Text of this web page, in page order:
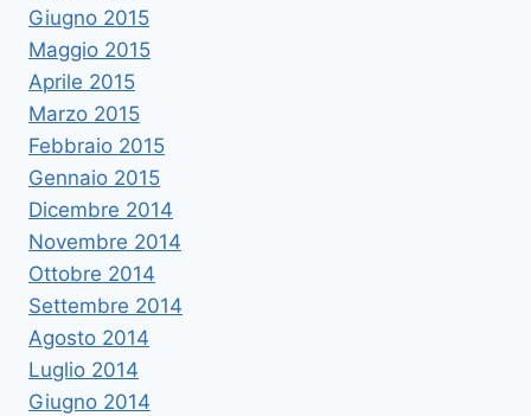
Giugno 2015
Maggio 2015
Aprile 2015
Marzo 2015
Febbraio 2015
Gennaio 2015
Dicembre 2014
Novembre 2014
Ottobre 2014
Settembre 2014
Agosto 2014
Luglio 2014
Giugno 2014